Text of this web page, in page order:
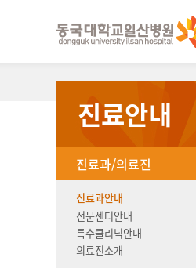
진료안내
진료과/의료진
진료과안내
전문센터안내
특수클리닉안내
의료진소개